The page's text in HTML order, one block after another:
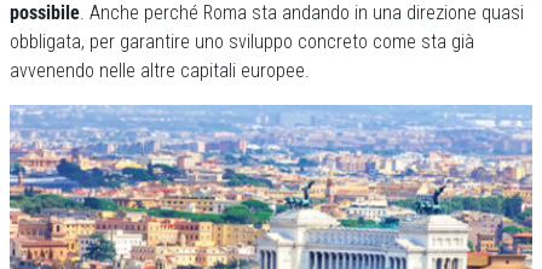
possibile. Anche perché Roma sta andando in una direzione quasi
obbligata, per garantire uno sviluppo concreto come sta già
avvenendo nelle altre capitali europee.